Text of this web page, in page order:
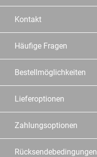
Kontakt
Häufige Fragen
Bestellmöglichkeiten
Lieferoptionen
Zahlungsoptionen
Rücksendebedingungen